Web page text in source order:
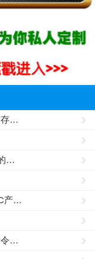
存…
…
产…
令…